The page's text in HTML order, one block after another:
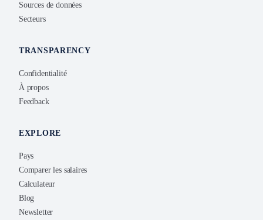
Sources de données
Secteurs
TRANSPARENCY
Confidentialité
À propos
Feedback
EXPLORE
Pays
Comparer les salaires
Calculateur
Blog
Newsletter